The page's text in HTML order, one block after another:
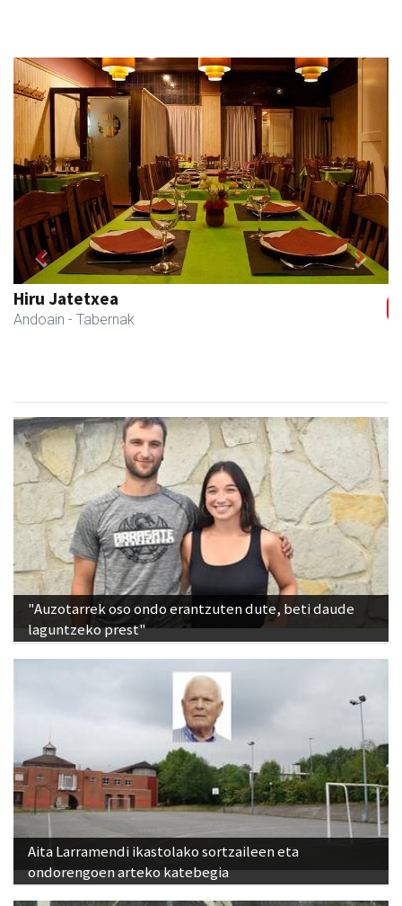
Tximeleta oihal-denda
Andoain - Oihal-denda
Previous Next
"Auzotarrek oso ondo erantzuten dute, beti daude
laguntzeko prest"
Aita Larramendi ikastolako sortzaileen eta
ondorengoen arteko katebegia